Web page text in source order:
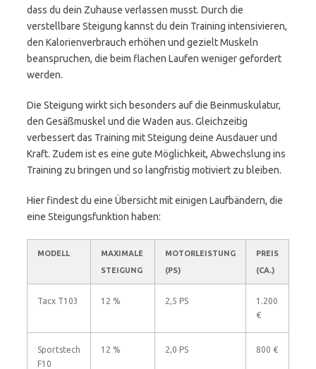
dass du dein Zuhause verlassen musst. Durch die
verstellbare Steigung kannst du dein Training intensivieren,
den Kalorienverbrauch erhöhen und gezielt Muskeln
beanspruchen, die beim flachen Laufen weniger gefordert
werden.
Die Steigung wirkt sich besonders auf die Beinmuskulatur,
den Gesäßmuskel und die Waden aus. Gleichzeitig
verbessert das Training mit Steigung deine Ausdauer und
Kraft. Zudem ist es eine gute Möglichkeit, Abwechslung ins
Training zu bringen und so langfristig motiviert zu bleiben.
Hier findest du eine Übersicht mit einigen Laufbändern, die
eine Steigungsfunktion haben:
MODELL
MAXIMALE
STEIGUNG
MOTORLEISTUNG
(PS)
PREIS
(CA.)
Tacx T103 12 % 2,5 PS
1.200
€
Sportstech
F10
12 % 2,0 PS 800 €